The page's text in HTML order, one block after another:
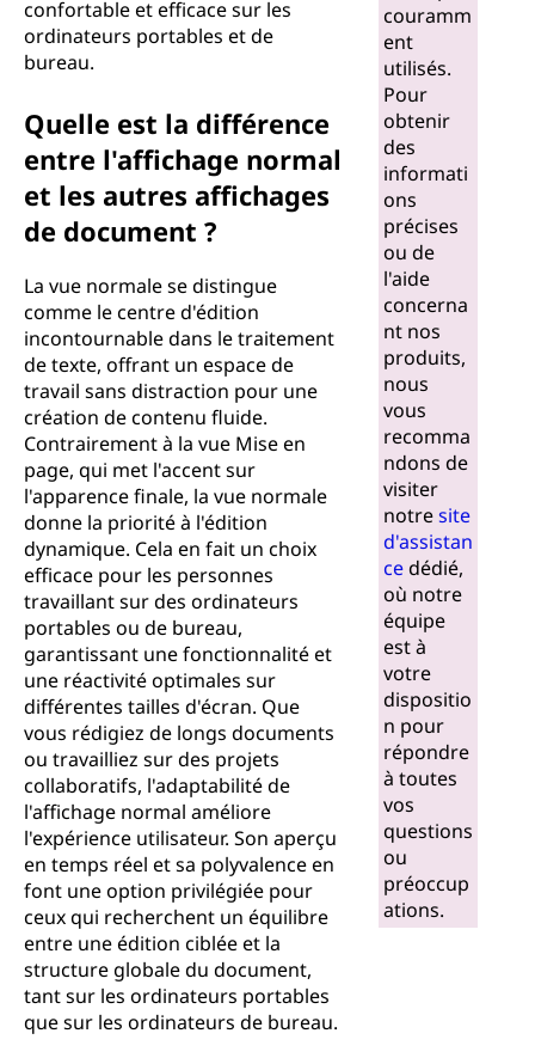
confortable et efficace sur les
ordinateurs portables et de
bureau.
Quelle est la différence
entre l'affichage normal
et les autres affichages
de document ?
La vue normale se distingue
comme le centre d'édition
incontournable dans le traitement
de texte, offrant un espace de
travail sans distraction pour une
création de contenu fluide.
Contrairement à la vue Mise en
page, qui met l'accent sur
l'apparence finale, la vue normale
donne la priorité à l'édition
dynamique. Cela en fait un choix
efficace pour les personnes
travaillant sur des ordinateurs
portables ou de bureau,
garantissant une fonctionnalité et
une réactivité optimales sur
différentes tailles d'écran. Que
vous rédigiez de longs documents
ou travailliez sur des projets
collaboratifs, l'adaptabilité de
l'affichage normal améliore
l'expérience utilisateur. Son aperçu
en temps réel et sa polyvalence en
font une option privilégiée pour
ceux qui recherchent un équilibre
entre une édition ciblée et la
structure globale du document,
tant sur les ordinateurs portables
que sur les ordinateurs de bureau.
couramm
ent
utilisés.
Pour
obtenir
des
informati
ons
précises
ou de
l'aide
concerna
nt nos
produits,
nous
vous
recomma
ndons de
visiter
notresite
d'assistan
cedédié,
où notre
équipe
est à
votre
dispositio
n pour
répondre
à toutes
vos
questions
ou
préoccup
ations.